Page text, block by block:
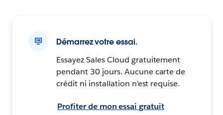
Démarrez votre essai.
Essayez Sales Cloud gratuitement
pendant 30 jours. Aucune carte de
crédit ni installation n'est requise.
Profiter de mon essai gratuit